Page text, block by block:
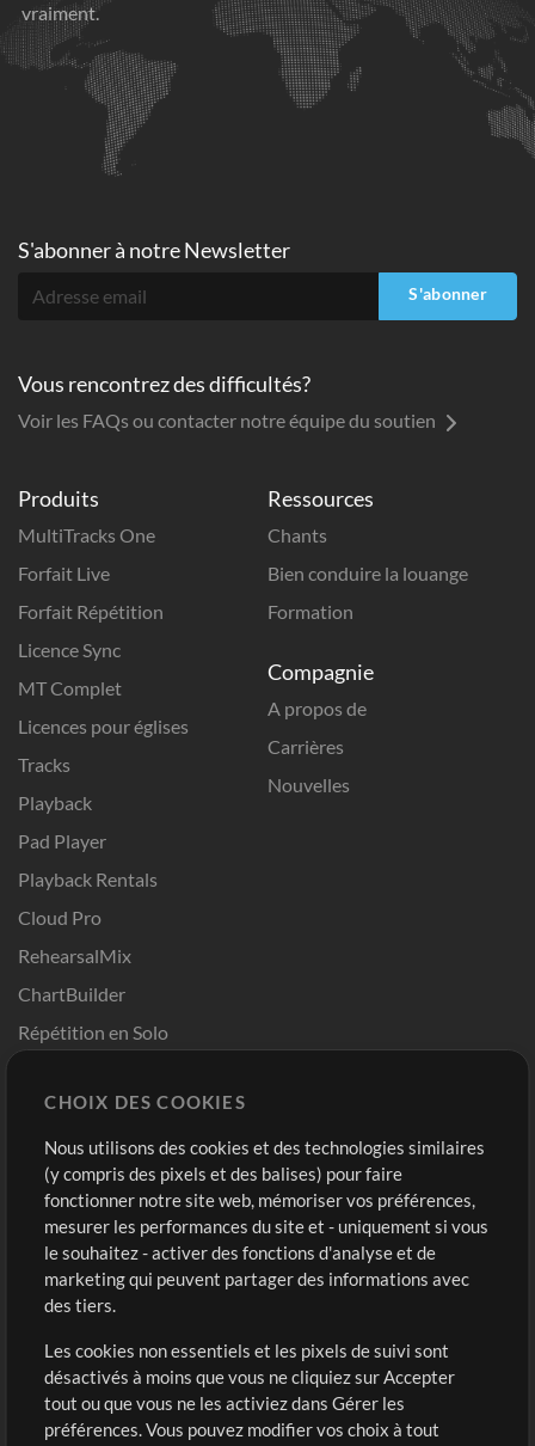
vraiment.
Produits
MultiTracks One
Forfait Live
Forfait Répétition
Licence Sync
MT Complet
Licences pour églises
Tracks
Playback
Pad Player
Playback Rentals
Cloud Pro
RehearsalMix
ChartBuilder
Répétition en Solo
Modèles ProPresenter
Sons
Ressources
Chants
Bien conduire la louange
Formation
Compagnie
A propos de
Carrières
Nouvelles
Boutique
Acheter des crédits
Contenu gratuit
Demander les pistes
Extras
Sessions
Compte
Connexion
S'inscrire
S'abonner à notre Newsletter
S'abonner
Vous rencontrez des difficultés?
Voir les FAQs ou contacter notre équipe du soutien
CHOIX DES COOKIES
Nous utilisons des cookies et des technologies similaires
(y compris des pixels et des balises) pour faire
fonctionner notre site web, mémoriser vos préférences,
mesurer les performances du site et - uniquement si vous
le souhaitez - activer des fonctions d'analyse et de
marketing qui peuvent partager des informations avec
des tiers.
Les cookies non essentiels et les pixels de suivi sont
désactivés à moins que vous ne cliquiez sur Accepter
tout ou que vous ne les activiez dans Gérer les
préférences. Vous pouvez modifier vos choix à tout